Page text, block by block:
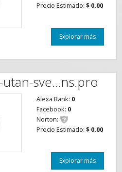
Precio Estimado: $ 0.00
Explorar más
sve...ns.pro
Alexa Rank: 0
Facebook: 0
Norton:
Precio Estimado: $ 0.00
Explorar más